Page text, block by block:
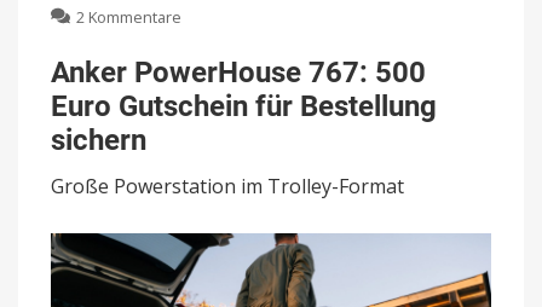
2 Kommentare
PowerHouse
767:
500
für
Bestellung
Anker PowerHouse 767: 500
Euro Gutschein für Bestellung
sichern
Große Powerstation im Trolley-Format